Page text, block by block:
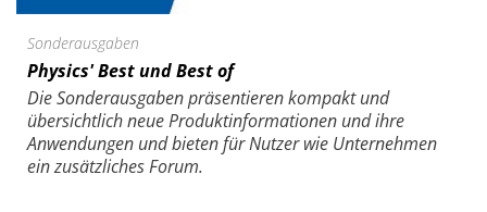
Sonderausgaben
Physics' Best und Best of
Die Sonder­ausgaben präsentieren kompakt und
übersichtlich neue Produkt­informationen und ihre
Anwendungen und bieten für Nutzer wie Unternehmen
ein zusätzliches Forum.